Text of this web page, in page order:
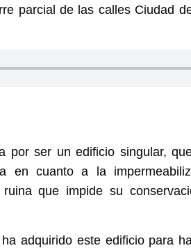
parcial de las calles Ciudad
por ser un edificio singular,
en cuanto a la
que impide su
adquirido este edificio para